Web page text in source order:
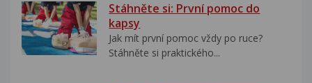
Stáhněte si: První pomoc do
kapsy
Jak mít první pomoc vždy po ruce?
Stáhněte si praktického...